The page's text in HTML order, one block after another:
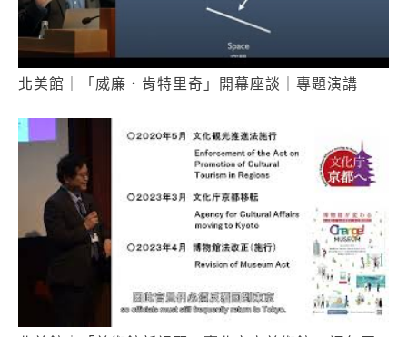
北美館｜「威廉．肯特里奇」開幕座談｜專題演講